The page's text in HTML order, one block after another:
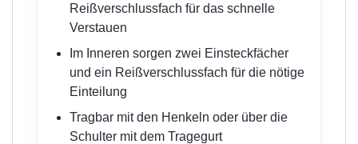
Reißverschlussfach für das schnelle
Verstauen
Im Inneren sorgen zwei Einsteckfächer
und ein Reißverschlussfach für die nötige
Einteilung
Tragbar mit den Henkeln oder über die
Schulter mit dem Tragegurt